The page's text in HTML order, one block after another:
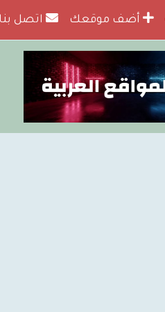
أضف موقعك اتصل بنا